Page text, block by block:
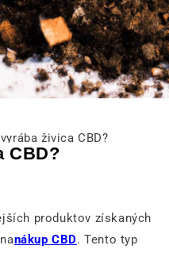
živica CBD?
CBD?
produktov získaných
nákup CBD. Tento typ